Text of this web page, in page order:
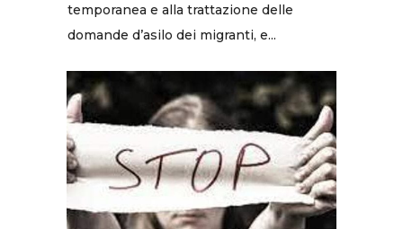
temporanea e alla trattazione delle
domande d’asilo dei migranti, e...